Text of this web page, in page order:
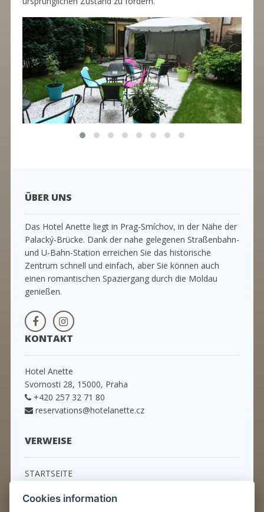
ÜBER UNS
Das Hotel Anette liegt in Prag-Smíchov, in der Nähe der
Palacký-Brücke. Dank der nahe gelegenen Straßenbahn-
und U-Bahn-Station erreichen Sie das historische
Zentrum schnell und einfach, aber Sie können auch
einen romantischen Spaziergang durch die Moldau
genießen.
KONTAKT
Hotel Anette
Svornosti 28, 15000, Praha
+420 257 32 71 80
reservations@hotelanette.cz
VERWEISE
STARTSEITE
SPEZIELLE ANGEBOTE
Cookies information